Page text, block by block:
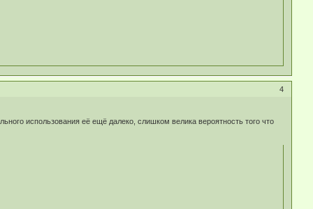
4
использования её ещё далеко, слишком велика вероятность того что